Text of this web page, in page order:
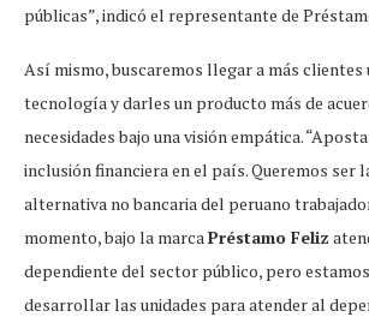
públicas”, indicó el representante de
Así mismo, buscaremos llegar a más clientes
tecnología y darles un producto más de
necesidades bajo una visión empática.
inclusión financiera en el país. Queremos ser
alternativa no bancaria del peruano
momento, bajo la marca Préstamo Feliz
dependiente del sector público, pero
desarrollar las unidades para atender al